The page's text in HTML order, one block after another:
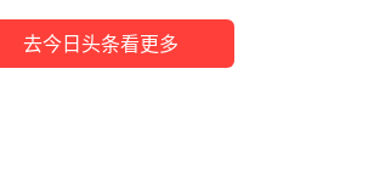
去今日头条看更多